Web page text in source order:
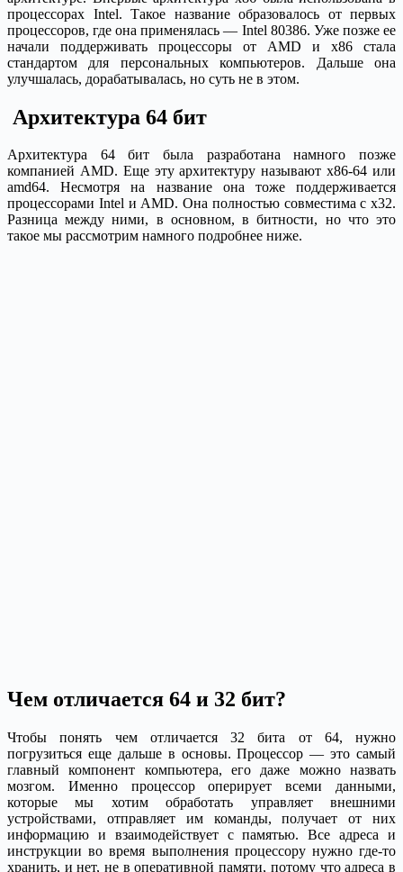
процессорах Intel. Такое название образовалось от первых
процессоров, где она применялась — Intel 80386. Уже позже ее
начали поддерживать процессоры от AMD и x86 стала
стандартом для персональных компьютеров. Дальше она
улучшалась, дорабатывалась, но суть не в этом.
Архитектура 64 бит
Архитектура 64 бит была разработана намного позже
компанией AMD. Еще эту архитектуру называют x86-64 или
amd64. Несмотря на название она тоже поддерживается
процессорами Intel и AMD. Она полностью совместима с x32.
Разница между ними, в основном, в битности, но что это
такое мы рассмотрим намного подробнее ниже.
Чем отличается 64 и 32 бит?
Чтобы понять чем отличается 32 бита от 64, нужно
погрузиться еще дальше в основы. Процессор — это самый
главный компонент компьютера, его даже можно назвать
мозгом. Именно процессор оперирует всеми данными,
которые мы хотим обработать управляет внешними
устройствами, отправляет им команды, получает от них
информацию и взаимодействует с памятью. Все адреса и
инструкции во время выполнения процессору нужно где-то
хранить, и нет, не в оперативной памяти, потому что адреса в